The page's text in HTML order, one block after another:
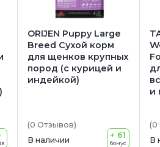
ORIJEN Puppy Large
Breed Сухой корм
для щенков крупных
пород (с курицей и
индейкой)
(0 Отзывов)
В наличии
+ 61
бонус
и
(0
В